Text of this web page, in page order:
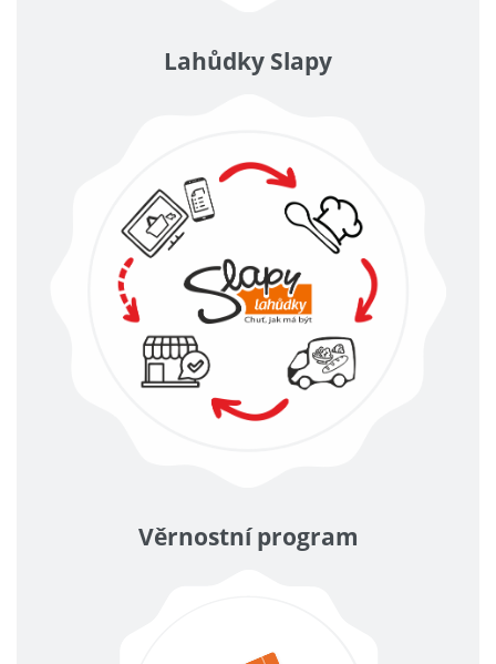
Lahůdky Slapy
Věrnostní program